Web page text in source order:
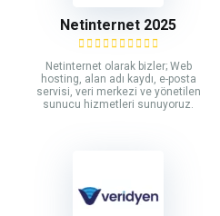
Netinternet 2025
Netinternet olarak bizler; Web
hosting, alan adı kaydı, e-posta
servisi, veri merkezi ve yönetilen
sunucu hizmetleri sunuyoruz.